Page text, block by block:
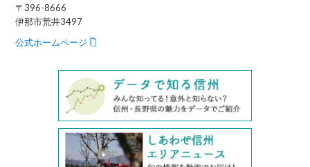
〒396-8666
伊那市荒井3497
公式ホームページ